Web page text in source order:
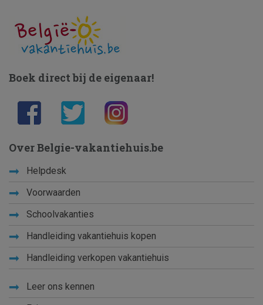
Boek direct bij de eigenaar!
Over Belgie-vakantiehuis.be
Helpdesk
Voorwaarden
Schoolvakanties
Handleiding vakantiehuis kopen
Handleiding verkopen vakantiehuis
Leer ons kennen